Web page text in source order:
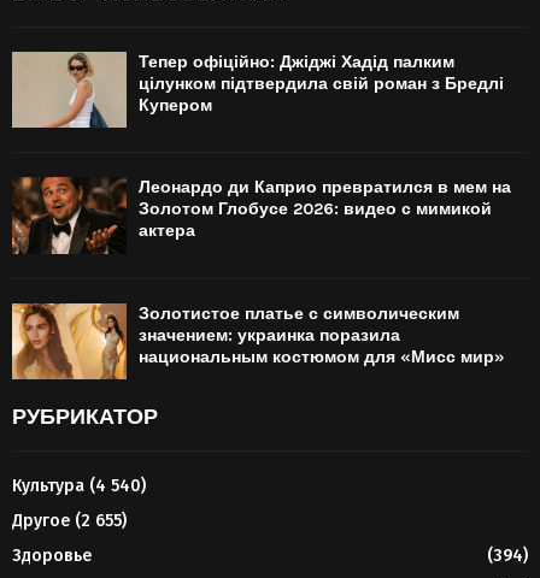
Тепер офіційно: Джіджі Хадід палким
цілунком підтвердила свій роман з Бредлі
Купером
Леонардо ди Каприо превратился в мем на
Золотом Глобусе 2026: видео с мимикой
актера
Золотистое платье с символическим
значением: украинка поразила
национальным костюмом для «Мисс мир»
РУБРИКАТОР
Культура (4 540)
Другое (2 655)
Здоровье
(394)